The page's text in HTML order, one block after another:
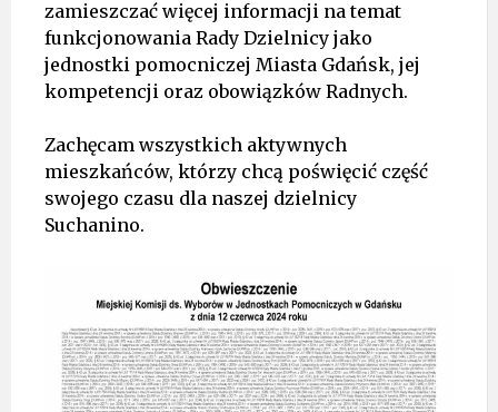
zamieszczać więcej informacji na temat
funkcjonowania Rady Dzielnicy jako
jednostki pomocniczej Miasta Gdańsk, jej
kompetencji oraz obowiązków Radnych.
Zachęcam wszystkich aktywnych
mieszkańców, którzy chcą poświęcić część
swojego czasu dla naszej dzielnicy
Suchanino.